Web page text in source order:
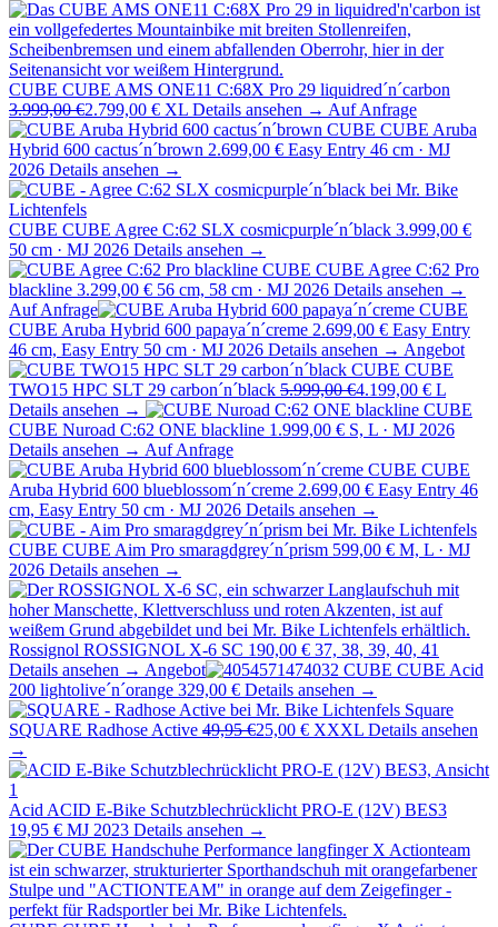
CUBE CUBE AMS ONE11 C:68X Pro 29 liquidred´n´carbon
3.999,00 €2.799,00 € XL Details ansehen → Auf Anfrage
CUBE CUBE Aruba
Hybrid 600 cactus´n´brown 2.699,00 € Easy Entry 46 cm · MJ
2026 Details ansehen →
CUBE CUBE Agree C:62 SLX cosmicpurple´n´black 3.999,00 €
50 cm · MJ 2026 Details ansehen →
CUBE CUBE Agree C:62 Pro
blackline 3.299,00 € 56 cm, 58 cm · MJ 2026 Details ansehen →
Auf Anfrage
CUBE
CUBE Aruba Hybrid 600 papaya´n´creme 2.699,00 € Easy Entry
46 cm, Easy Entry 50 cm · MJ 2026 Details ansehen → Angebot
CUBE CUBE
TWO15 HPC SLT 29 carbon´n´black 5.999,00 €4.199,00 € L
Details ansehen →
CUBE
CUBE Nuroad C:62 ONE blackline 1.999,00 € S, L · MJ 2026
Details ansehen → Auf Anfrage
CUBE CUBE
Aruba Hybrid 600 blueblossom´n´creme 2.699,00 € Easy Entry 46
cm, Easy Entry 50 cm · MJ 2026 Details ansehen →
CUBE CUBE Aim Pro smaragdgrey´n´prism 599,00 € M, L · MJ
2026 Details ansehen →
Rossignol ROSSIGNOL X-6 SC 190,00 € 37, 38, 39, 40, 41
Details ansehen → Angebot CUBE CUBE Acid
200 lightolive´n´orange 329,00 € Details ansehen →
Square
SQUARE Radhose Active 49,95 €25,00 € XXXL Details ansehen
→
Acid ACID E-Bike Schutzblechrücklicht PRO-E (12V) BES3
19,95 € MJ 2023 Details ansehen →